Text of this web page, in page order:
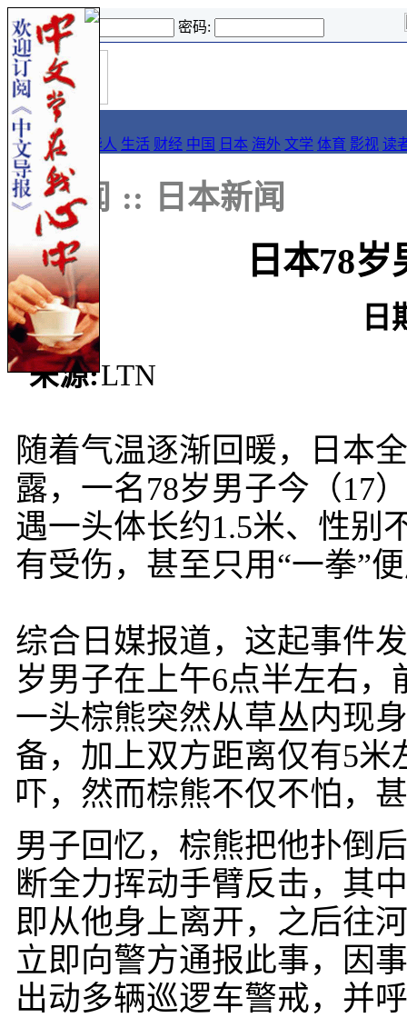
登录名: 密码:
首
页
导报
要闻 论坛 华人 生活 财经 中国 日本 海外 文学 体育 影视 读
:: 新闻 :: 日本新闻
日本78
日
来源:LTN
随着气温逐渐回暖，日本
露，一名78岁男子今（17
遇一头体长约1.5米、性别
有受伤，甚至只用“一拳”
综合日媒报道，这起事件
岁男子在上午6点半左右
一头棕熊突然从草丛内现
备，加上双方距离仅有5
吓，然而棕熊不仅不怕，
男子回忆，棕熊把他扑倒
断全力挥动手臂反击，其
即从他身上离开，之后往
立即向警方通报此事，因
出动多辆巡逻车警戒，并